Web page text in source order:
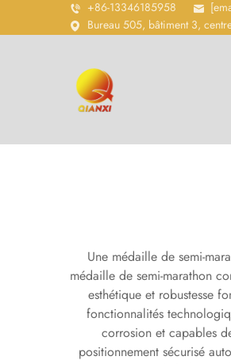
+86-13346185958
Bureau 505, bâtiment 3,
Une médaille de semi-
médaille de semi-marathon
esthétique et robustesse
fonctionnalités
corrosion et capables
positionnement sécurisé